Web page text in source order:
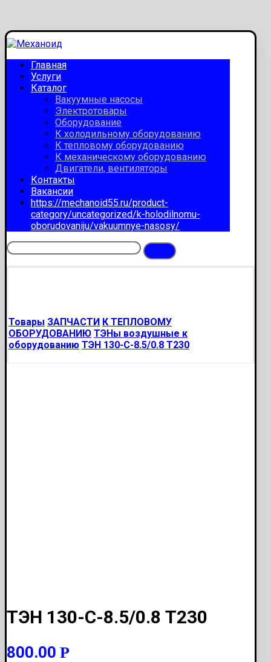
Главная
Услуги
Каталог
Вакуумные насосы
Электротовары
Оборудование
К холодильному оборудованию
К тепловому оборудованию
К механическому оборудованию
Двигатели, вентиляторы
Контакты
Вакансии
https://mechanoid55.ru/product-
category/uncategorized/k-holodilnomu-
oborudovaniju/vakuumnye-nasosy/
Товары ЗАПЧАСТИ К ТЕПЛОВОМУ
ОБОРУДОВАНИЮ ТЭНы воздушные к
оборудованию ТЭН 130-С-8.5/0.8 Т230
ТЭН 130-С-8.5/0.8 Т230
800.00 Р